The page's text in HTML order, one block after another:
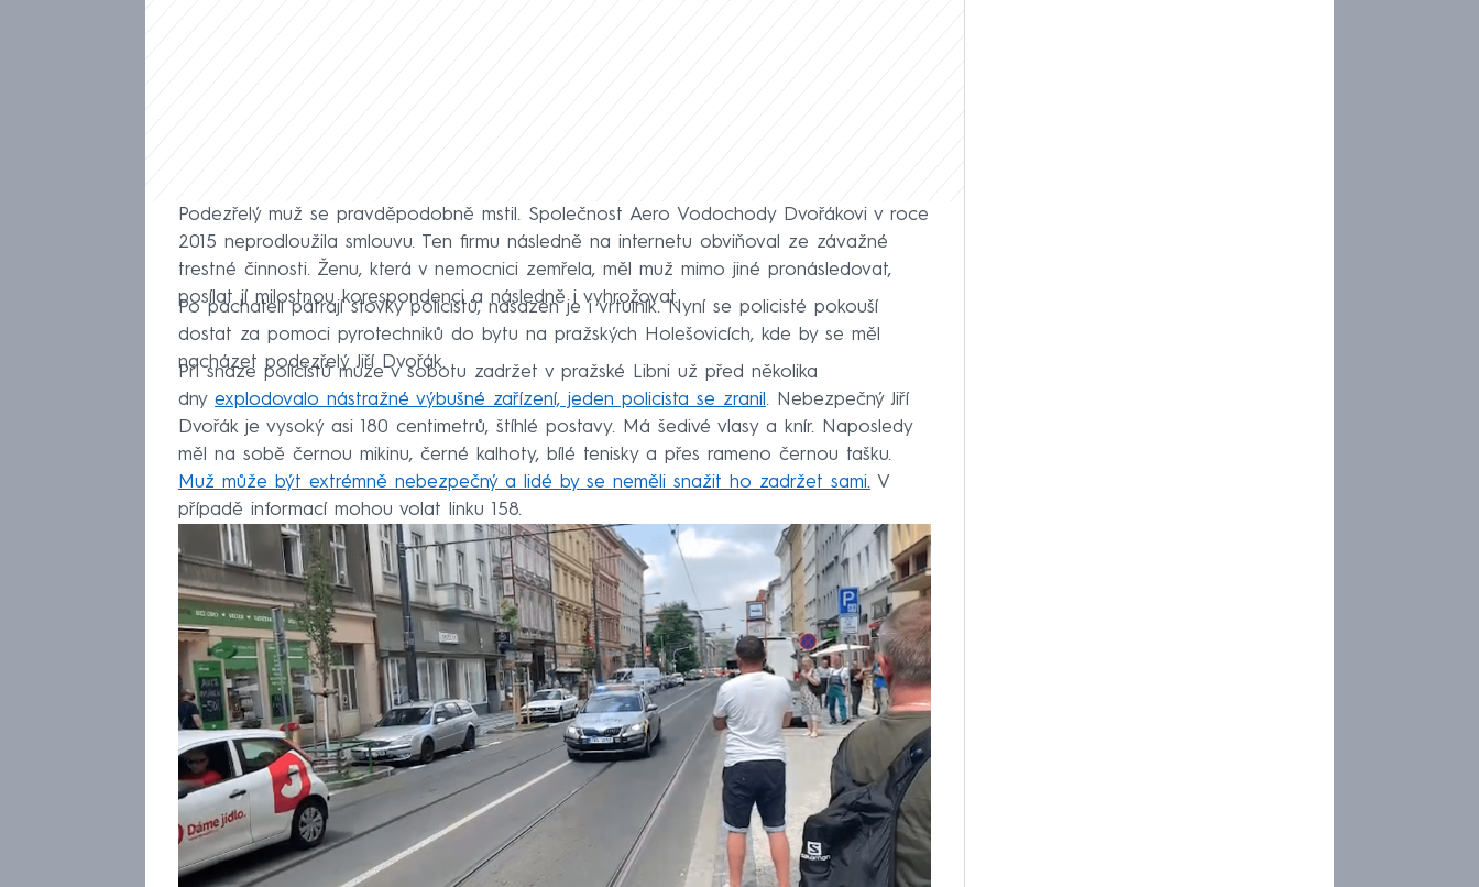
Podezřelý muž se pravděpodobně mstil. Společnost Aero Vodochody Dvořákovi v roce
2015 neprodloužila smlouvu. Ten firmu následně na internetu obviňoval ze závažné
trestné činnosti. Ženu, která v nemocnici zemřela, měl muž mimo jiné pronásledovat,
posílat jí milostnou korespondenci a následně i vyhrožovat.
Po pachateli pátrají stovky policistů, nasazen je i vrtulník. Nyní se policisté pokouší
dostat za pomoci pyrotechniků do bytu na pražských Holešovicích, kde by se měl
nacházet podezřelý Jiří Dvořák.
Při snaze policistů muže v sobotu zadržet v pražské Libni už před několika
dny explodovalo nástražné výbušné zařízení, jeden policista se zranil . Nebezpečný Jiří
Dvořák je vysoký asi 180 centimetrů, štíhlé postavy. Má šedivé vlasy a knír. Naposledy
měl na sobě černou mikinu, černé kalhoty, bílé tenisky a přes rameno černou tašku.
Muž může být extrémně nebezpečný a lidé by se neměli snažit ho zadržet sami. V
případě informací mohou volat linku 158.